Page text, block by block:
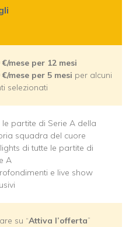
€/mese per 12 mesi
€/mese per 5 mesi per alcuni
selezionati
le partite di Serie A della
squadra del cuore
di tutte le partite di
A
e live show
su “Attiva l’offerta”